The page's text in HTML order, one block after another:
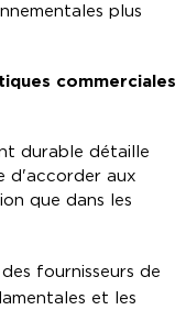
plus
commerciales
durable détaille
d'accorder aux
que dans les
fournisseurs de
et les